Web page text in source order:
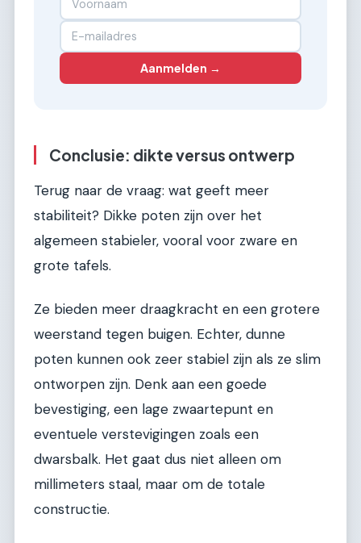
Aanmelden →
Conclusie: dikte versus ontwerp
Terug naar de vraag: wat geeft meer
stabiliteit? Dikke poten zijn over het
algemeen stabieler, vooral voor zware en
grote tafels.
Ze bieden meer draagkracht en een grotere
weerstand tegen buigen. Echter, dunne
poten kunnen ook zeer stabiel zijn als ze slim
ontworpen zijn. Denk aan een goede
bevestiging, een lage zwaartepunt en
eventuele verstevigingen zoals een
dwarsbalk. Het gaat dus niet alleen om
millimeters staal, maar om de totale
constructie.